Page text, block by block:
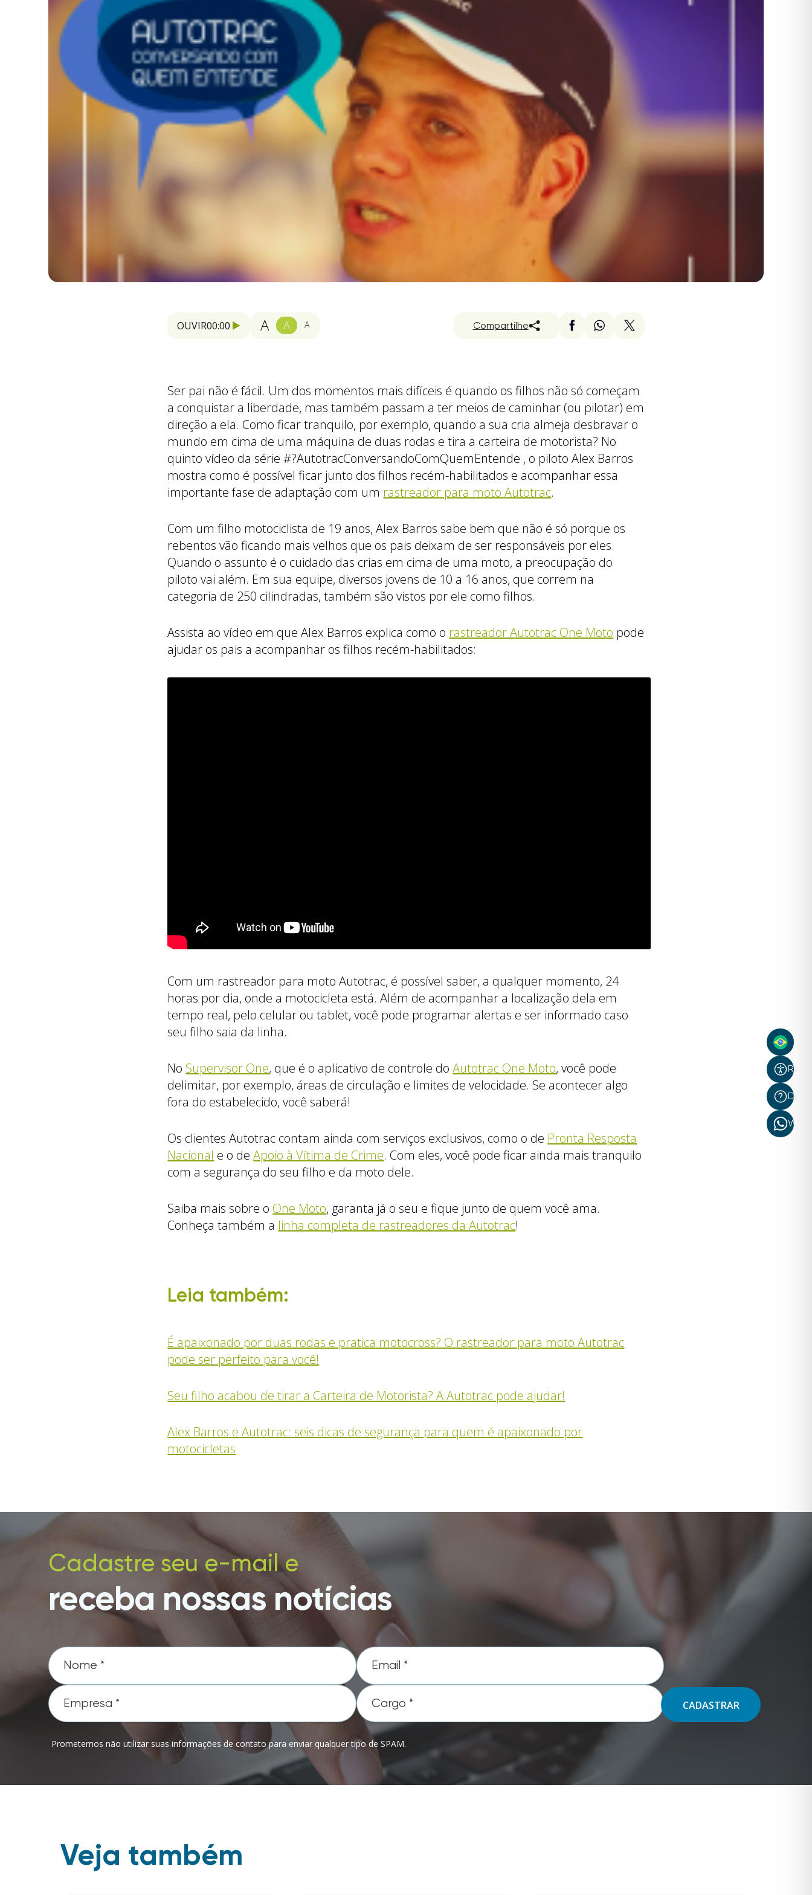
OUVIR00:00 A A A Compartilhe
Ser pai não é fácil. Um dos momentos mais difíceis é quando os filhos não só começam
a conquistar a liberdade, mas também passam a ter meios de caminhar (ou pilotar) em
direção a ela. Como ficar tranquilo, por exemplo, quando a sua cria almeja desbravar o
mundo em cima de uma máquina de duas rodas e tira a carteira de motorista? No
quinto vídeo da série #?AutotracConversandoComQuemEntende , o piloto Alex Barros
mostra como é possível ficar junto dos filhos recém-habilitados e acompanhar essa
importante fase de adaptação com um rastreador para moto Autotrac.
Com um filho motociclista de 19 anos, Alex Barros sabe bem que não é só porque os
rebentos vão ficando mais velhos que os pais deixam de ser responsáveis por eles.
Quando o assunto é o cuidado das crias em cima de uma moto, a preocupação do
piloto vai além. Em sua equipe, diversos jovens de 10 a 16 anos, que correm na
categoria de 250 cilindradas, também são vistos por ele como filhos.
Assista ao vídeo em que Alex Barros explica como o rastreador Autotrac One Moto pode
ajudar os pais a acompanhar os filhos recém-habilitados:
Com um rastreador para moto Autotrac, é possível saber, a qualquer momento, 24
horas por dia, onde a motocicleta está. Além de acompanhar a localização dela em
tempo real, pelo celular ou tablet, você pode programar alertas e ser informado caso
seu filho saia da linha.
No Supervisor One, que é o aplicativo de controle doAutotrac One Moto, você pode
delimitar, por exemplo, áreas de circulação e limites de velocidade. Se acontecer algo
fora do estabelecido, você saberá!
Os clientes Autotrac contam ainda com serviços exclusivos, como o de Pronta Resposta
Nacional e o deApoio à Vítima de Crime. Com eles, você pode ficar ainda mais tranquilo
com a segurança do seu filho e da moto dele.
Saiba mais sobre o One Moto, garanta já o seu e fique junto de quem você ama.
Conheça também a linha completa de rastreadores da Autotrac!
Leia também:
É apaixonado por duas rodas e pratica motocross? O rastreador para moto Autotrac
pode ser perfeito para você!
Seu filho acabou de tirar a Carteira de Motorista? A Autotrac pode ajudar!
Alex Barros e Autotrac: seis dicas de segurança para quem é apaixonado por
motocicletas
Cadastre seu e-mail e
receba nossas notícias
CADASTRAR
Prometemos não utilizar suas informações de contato para enviar qualquer tipo de SPAM.
Veja também